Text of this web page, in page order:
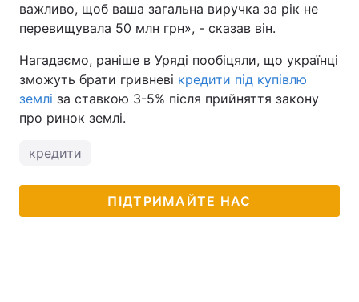
важливо, щоб ваша загальна виручка за рік не
перевищувала 50 млн грн», - сказав він.
Нагадаємо, раніше в Уряді пообіцяли, що українці
зможуть брати гривневі кредити під купівлю
землі за ставкою 3-5% після прийняття закону
про ринок землі.
кредити
ПІДТРИМАЙТЕ НАС